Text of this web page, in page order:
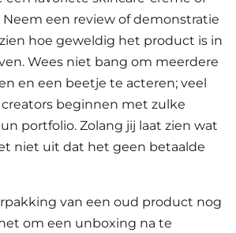
een review of demonstratie
hoe geweldig het product is in
Wees niet bang om meerdere
en een beetje te acteren; veel
creators beginnen met zulke
portfolio. Zolang jij laat zien wat
niet uit dat het geen betaalde
van een oud product nog
om een unboxing na te